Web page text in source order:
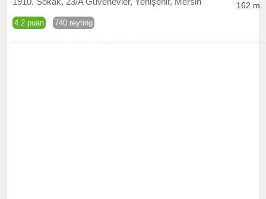
4.2 puan 740 reyting
162 m.